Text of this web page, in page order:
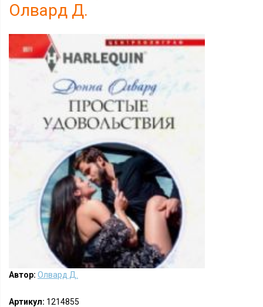
Олвард Д.
Автор: Олвард Д.
Артикул: 1214855